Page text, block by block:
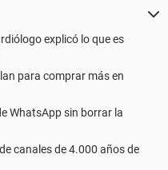
explicó lo que es
para comprar más en
WhatsApp sin borrar la
canales de 4.000 años de